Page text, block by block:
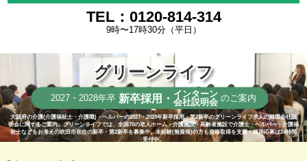
TEL：0120-814-314
9時〜17時30分（平日）
グリーンライフ
2027・2028年卒 新卒採用・ インターン
会社説明会 のご案内
大阪府の介護(介護福祉士・介護職)・ヘルパーの2027・2028年新卒採用・第2新卒のグリーンライフ求人の就職会社説
明会に関するご案内。グリーンライフでは、全国70の老人ホーム・介護施設・高齢者施設で介護士・ヘルパー・介護福
祉士などをお考えの吹田市在住の新卒・第2新卒を募集中。未経験(無資格)の方も資格取得を支援！採用応募は24時間
受付中。